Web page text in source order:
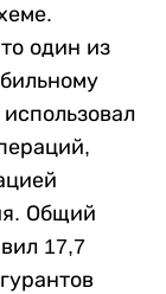
один из
Общий
17,7